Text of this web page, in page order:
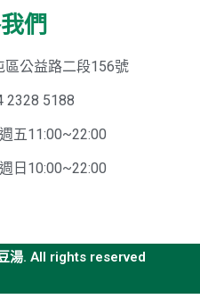
們
區公益路二段156號
2328 5188
五11:00~22:00
日10:00~22:00
湯. All rights reserved